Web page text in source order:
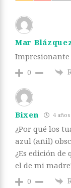
Mar
Impresionante
0
Bixen 4
¿Por qué los
azul (añil)
¿Es edición de
el de mi
0